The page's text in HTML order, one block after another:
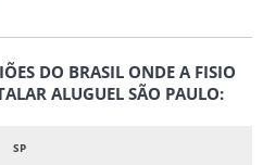
DO BRASIL ONDE A FISIO
ALUGUEL SÃO PAULO:
SP